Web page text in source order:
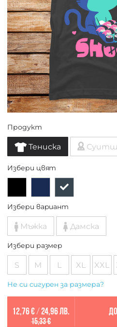
Продукт
Тениска
Избери цвят
Избери вариант
Мъжка Дамска
Избери размер
S M L XL XXL
Не си сигурен за размера?
12,76 €/ 24,96 лв.
15,33 €